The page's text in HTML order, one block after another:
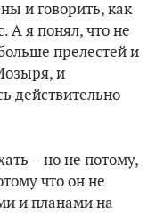
и говорить, как
А я понял, что не
прелестей и
и
действительно
– но не потому,
что он не
и планами на